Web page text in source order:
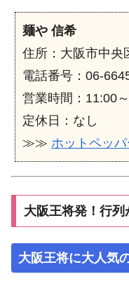
麺や 信希
住所：大阪市中央
電話番号：06-
営業時間：11:00
定休日：なし
≫≫ ホットペッパ
大阪王将発！行
大阪王将に大人気